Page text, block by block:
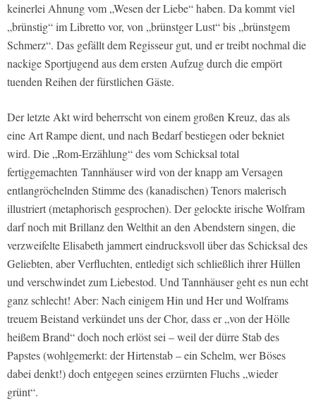
keinerlei Ahnung vom „Wesen der Liebe“ haben. Da kommt viel
„brünstig“ im Libretto vor, von „brünstger Lust“ bis „brünstgem
Schmerz“. Das gefällt dem Regisseur gut, und er treibt nochmal die
nackige Sportjugend aus dem ersten Aufzug durch die empört
tuenden Reihen der fürstlichen Gäste.
Der letzte Akt wird beherrscht von einem großen Kreuz, das als
eine Art Rampe dient, und nach Bedarf bestiegen oder bekniet
wird. Die „Rom-Erzählung“ des vom Schicksal total
fertiggemachten Tannhäuser wird von der knapp am Versagen
entlangröchelnden Stimme des (kanadischen) Tenors malerisch
illustriert (metaphorisch gesprochen). Der gelockte irische Wolfram
darf noch mit Brillanz den Welthit an den Abendstern singen, die
verzweifelte Elisabeth jammert eindrucksvoll über das Schicksal des
Geliebten, aber Verfluchten, entledigt sich schließlich ihrer Hüllen
und verschwindet zum Liebestod. Und Tannhäuser geht es nun echt
ganz schlecht! Aber: Nach einigem Hin und Her und Wolframs
treuem Beistand verkündet uns der Chor, dass er „von der Hölle
heißem Brand“ doch noch erlöst sei – weil der dürre Stab des
Papstes (wohlgemerkt: der Hirtenstab – ein Schelm, wer Böses
dabei denkt!) doch entgegen seines erzürnten Fluchs „wieder
grünt“.